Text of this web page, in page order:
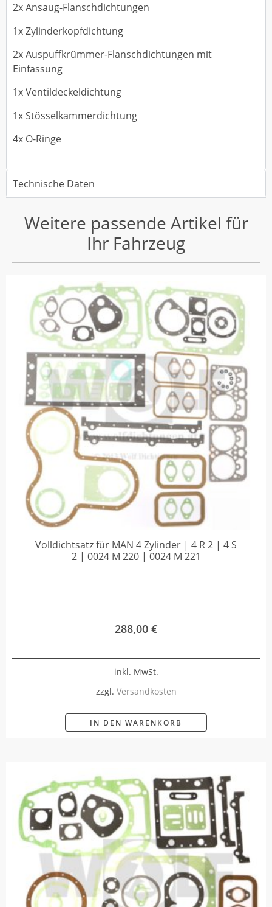
2x Ansaug-Flanschdichtungen
1x Zylinderkopfdichtung
2x Auspuffkrümmer-Flanschdichtungen mit
Einfassung
1x Ventildeckeldichtung
1x Stösselkammerdichtung
4x O-Ringe
Technische Daten
Weitere passende Artikel für
Ihr Fahrzeug
Volldichtsatz für MAN 4 Zylinder | 4 R 2 | 4 S
2 | 0024 M 220 | 0024 M 221
288,00 €
inkl. MwSt.
zzgl. Versandkosten
IN DEN WARENKORB